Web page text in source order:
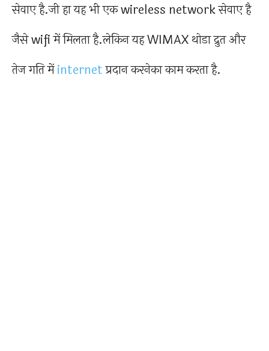
सेवाए है.जी हा यह भी एक wireless network सेवाए है
जैसे wifi में मिलता है.लेकिन यह WIMAX थोडा द्रुत और
तेज गति मेंinternetप्रदान करनेका काम करता है.